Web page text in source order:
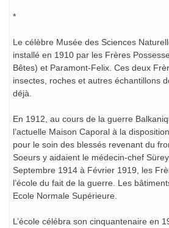
*
Le célèbre Musée des Sciences
installé en 1910 par les Frères
Bêtes) et Paramont-Felix. Ces deux
insectes, roches et autres échantillons
déjà.
En 1912, au cours de la guerre
l’actuelle Maison Caporal à la
pour le soin des blessés revenant du
Soeurs y aidaient le médecin-chef
Septembre 1914 à Février 1919, les
l’école du fait de la guerre. Les
Ecole Normale Supérieure.
L’école célébra son cinquantenaire en